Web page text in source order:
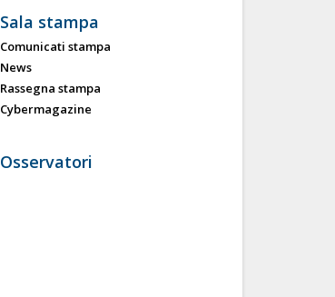
Sala stampa
Comunicati stampa
News
Rassegna stampa
Cybermagazine
Osservatori